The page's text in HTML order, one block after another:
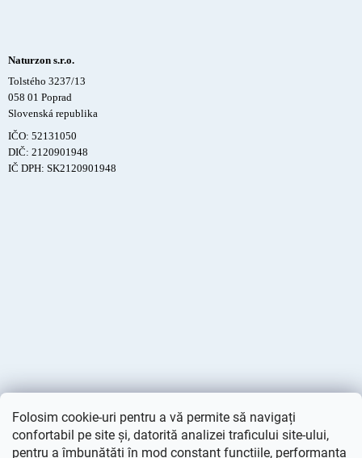
Folosim cookie-uri pentru a vă permite să navigați
confortabil pe site și, datorită analizei traficului site-ului,
pentru a îmbunătăți în mod constant funcțiile, performanța
Naturzon s.r.o.
Tolstého 3237/13
058 01 Poprad
Slovenská republika
IČO: 52131050
DIČ: 2120901948
IČ DPH: SK2120901948